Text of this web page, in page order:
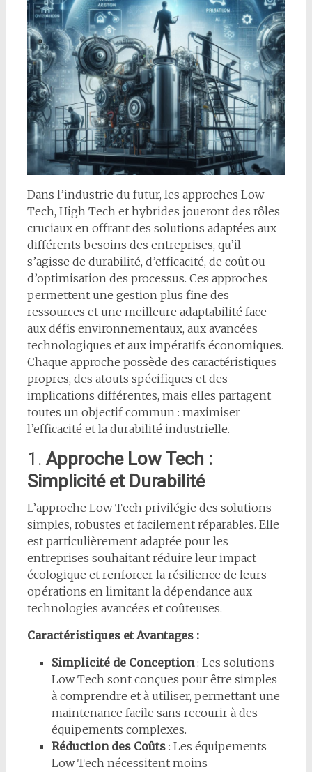
Dans l’industrie du futur, les approches Low
Tech, High Tech et hybrides joueront des rôles
cruciaux en offrant des solutions adaptées aux
différents besoins des entreprises, qu’il
s’agisse de durabilité, d’efficacité, de coût ou
d’optimisation des processus. Ces approches
permettent une gestion plus fine des
ressources et une meilleure adaptabilité face
aux défis environnementaux, aux avancées
technologiques et aux impératifs économiques.
Chaque approche possède des caractéristiques
propres, des atouts spécifiques et des
implications différentes, mais elles partagent
toutes un objectif commun : maximiser
l’efficacité et la durabilité industrielle.
1. Approche Low Tech :
Simplicité et Durabilité
L’approche Low Tech privilégie des solutions
simples, robustes et facilement réparables. Elle
est particulièrement adaptée pour les
entreprises souhaitant réduire leur impact
écologique et renforcer la résilience de leurs
opérations en limitant la dépendance aux
technologies avancées et coûteuses.
Caractéristiques et Avantages :
Simplicité de Conception: Les solutions
Low Tech sont conçues pour être simples
à comprendre et à utiliser, permettant une
maintenance facile sans recourir à des
équipements complexes.
Réduction des Coûts: Les équipements
Low Tech nécessitent moins